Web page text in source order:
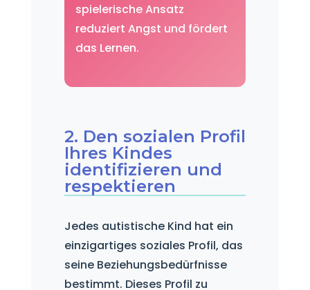
spielerische Ansatz
reduziert Angst und fördert
das Lernen.
2. Den sozialen Profil
Ihres Kindes
identifizieren und
respektieren
Jedes autistische Kind hat ein
einzigartiges soziales Profil, das
seine Beziehungsbedürfnisse
bestimmt. Dieses Profil zu